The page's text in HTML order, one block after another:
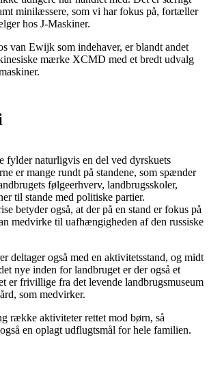
minilæssere, som vi har fokus på, fortæller
hos J-Maskiner.
van Ewijk som indehaver, er blandt andet
mærke XCMD med et bredt udvalg
fylder naturligvis en del ved dyrskuets
er mange rundt på standene, som spænder
følgeerhverv, landbrugsskoler,
til stande med politiske partier.
betyder også, at der på en stand er fokus på
medvirke til uafhængigheden af den russiske
deltager også med en aktivitetsstand, og midt
nye inden for landbruget er der også et
er frivillige fra det levende landbrugsmuseum
som medvirker.
række aktiviteter rettet mod børn, så
en oplagt udflugtsmål for hele familien.